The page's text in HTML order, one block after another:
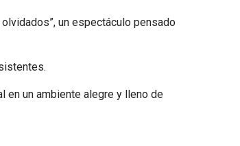
un espectáculo pensado
en un ambiente alegre y lleno de